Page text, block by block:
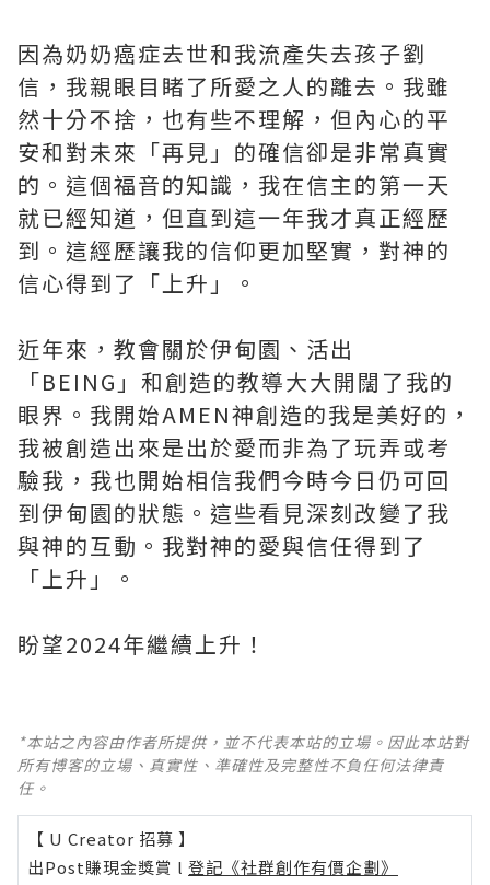
因為奶奶癌症去世和我流產失去孩子劉
信，我親眼目睹了所愛之人的離去。我雖
然十分不捨，也有些不理解，但內心的平
安和對未來「再見」的確信卻是非常真實
的。這個福音的知識，我在信主的第一天
就已經知道，但直到這一年我才真正經歷
到。這經歷讓我的信仰更加堅實，對神的
信心得到了「上升」。
近年來，教會關於伊甸園、活出
「BEING」和創造的教導大大開闊了我的
眼界。我開始AMEN神創造的我是美好的，
我被創造出來是出於愛而非為了玩弄或考
驗我，我也開始相信我們今時今日仍可回
到伊甸園的狀態。這些看見深刻改變了我
與神的互動。我對神的愛與信任得到了
「上升」。
盼望2024年繼續上升！
*本站之內容由作者所提供，並不代表本站的立場。因此本站對
所有博客的立場、真實性、準確性及完整性不負任何法律責
任。
【 U Creator 招募 】
出Post賺現金獎賞 l 登記《社群創作有價企劃》